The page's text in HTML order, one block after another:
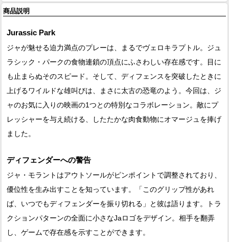
商品説明
Jurassic Park
ジャが魅せる迫力満点のプレーは、まるでヴェロキラプトル。ジュ
ラシック・パークの食物連鎖の頂点にふさわしい存在感です。目に
も止まらぬそのスピード。そして、ディフェンスを突破したときに
上げるワイルドな雄叫びは、まさに太古の恐竜のよう。今回は、ジ
ャのお気に入りの映画の1つとの特別なコラボレーション。敵にプ
レッシャーを与え続ける、したたかな肉食動物にオマージュを捧げ
ました。
ディフェンダーへの警告
ジャ・モラントはアウトソールがピンポイントで調整されており、
優位性を生み出すことを知っています。「このグリップ性があれ
ば、いつでもディフェンダーを振り切れる」と彼は語ります。トラ
クションパターンの全面に小さなJaロゴをデザイン。相手を翻弄
し、ゲームで存在感を示すことができます。